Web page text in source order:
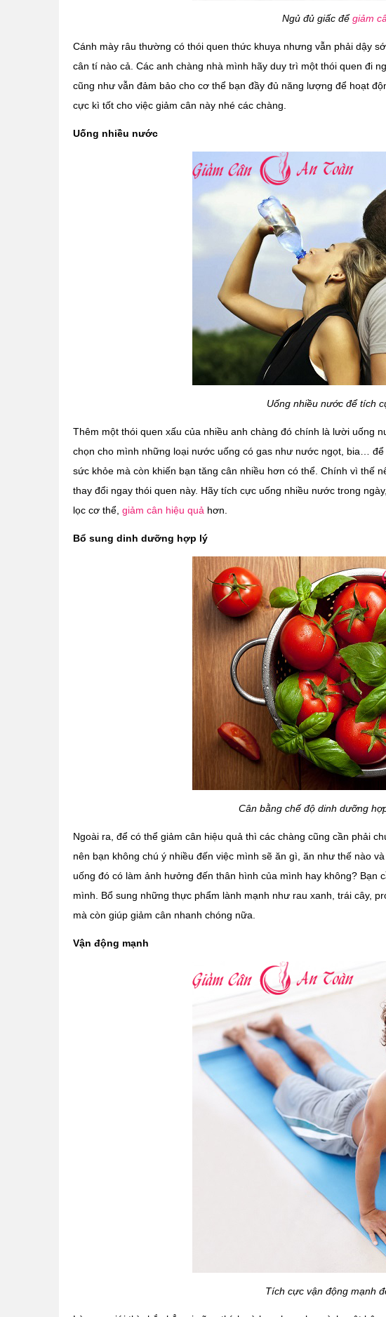
Ngủ đủ giấc đểgiảm
Cánh mày râu thường có thói quen thức khuya nhưng vẫn phải dậy
cân tí nào cả. Các anh chàng nhà mình hãy duy trì một thói quen đi
cũng như vẫn đảm bảo cho cơ thể bạn đầy đủ năng lượng để hoạt
cực kì tốt cho việc giảm cân này nhé các chàng.
Uống nhiều nước
Uống nhiều nước để tích
Thêm một thói quen xấu của nhiều anh chàng đó chính là lười uống
chọn cho mình những loại nước uống có gas như nước ngọt, bia…
sức khỏe mà còn khiến bạn tăng cân nhiều hơn có thể. Chính vì thế
thay đổi ngay thói quen này. Hãy tích cực uống nhiều nước trong
lọc cơ thể, giảm cân hiệu quả hơn.
Bổ sung dinh dưỡng hợp lý
Cân bằng chế độ dinh dưỡng
Ngoài ra, để có thể giảm cân hiệu quả thì các chàng cũng cần phải
nên bạn không chú ý nhiều đến việc mình sẽ ăn gì, ăn như thế nào
uống đó có làm ảnh hưởng đến thân hình của mình hay không? Bạn
mình. Bổ sung những thực phẩm lành mạnh như rau xanh, trái cây,
mà còn giúp giảm cân nhanh chóng nữa.
Vận động mạnh
Tích cực vận động mạnh